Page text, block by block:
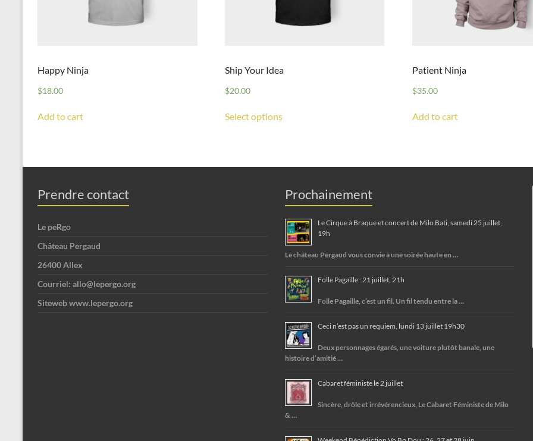
Happy Ninja
$18.00
Add to cart
Ship Your Idea
$20.00
Select options
Patient Ninja
$35.00
Add to cart
Prendre contact
Le peRgo
Château Pergaud
26400 Allex
Courriel: allo@lepergo.org
Siteweb www.lepergo.org
Prochainement
Le Cirque à Braque et concert de Milo Bati, samedi 25 juillet,
19h
Le château Pergaud vous convie à une soirée haute en …
Folle Pagaille : 21 juillet, 21h
Folle Pagaille, c’est un fil. Un fil tendu entre la …
Ceci n’est pas un requiem, lundi 13 juillet 19h30
Deux personnages égarés, une voiture plutôt banale, une
histoire d’amitié …
Cabaret féministe le 2 juillet
Sincère, drôle et irrévérencieux, Le Cabaret Féministe de Milo
& …